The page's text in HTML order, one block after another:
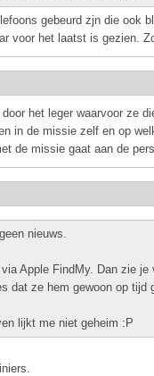
gebeurd zjn die ook
voor het laatst is gezien.
het leger waarvoor ze
in de missie zelf en op
de missie gaat aan de
nieuws.
Apple FindMy. Dan zie
dat ze hem gewoon op tijd
lijkt me niet geheim :P